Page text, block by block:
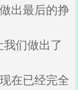
出最后的挣
们做出了
在已经完全